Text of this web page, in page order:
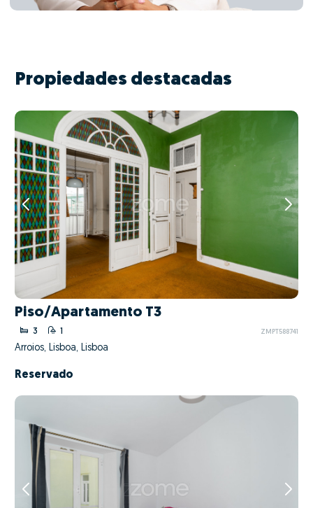
Propiedades destacadas
Piso/Apartamento T3
3 1 ZMPT588741
Arroios, Lisboa, Lisboa
Reservado